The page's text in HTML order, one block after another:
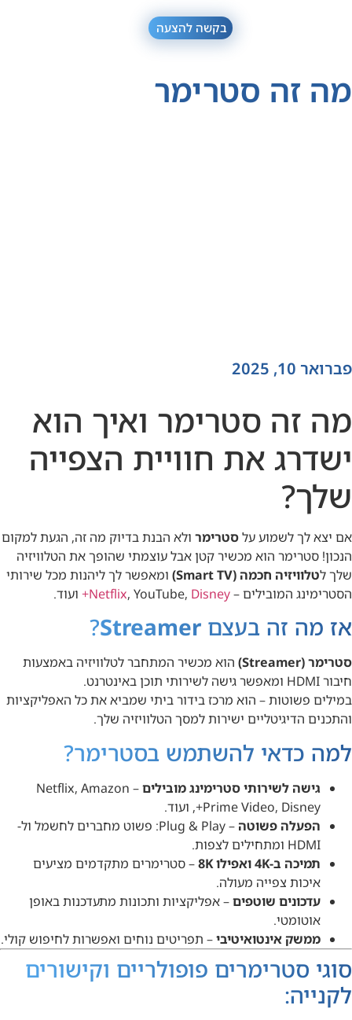
בקשה להצעה
מה זה סטרימר
פברואר 10, 2025
מה זה סטרימר ואיך הוא
ישדרג את חוויית הצפייה
שלך?
אם יצא לך לשמוע עלסטרימר ולא הבנת בדיוק מה זה, הגעת למקום
הנכון! סטרימר הוא מכשיר קטן אבל עוצמתי שהופך את הטלוויזיה
שלך לטלוויזיה חכמה (Smart TV)
ומאפשר לך ליהנות מכל שירותי
הסטרימינג המובילים –
Netflix, YouTube, Disney+ ועוד.
אז מה זה בעצם Streamer
?
סטרימר (Streamer)
הוא מכשיר המתחבר לטלוויזיה באמצעות
חיבור HDMI ומאפשר גישה לשירותי תוכן באינטרנט.
במילים פשוטות – הוא מרכז בידור ביתי שמביא את כל האפליקציות
והתכנים הדיגיטליים ישירות למסך הטלוויזיה שלך.
למה כדאי להשתמש בסטרימר?
גישה לשירותי סטרימינג מובילים
– Netflix, Amazon
Prime Video, Disney+, ועוד.
הפעלה פשוטה
– Plug & Play: פשוט מחברים לחשמל ול-
HDMI ומתחילים לצפות.
תמיכה ב-4K ואפילו 8K
– סטרימרים מתקדמים מציעים
איכות צפייה מעולה.
עדכונים שוטפים– אפליקציות ותכונות מתעדכנות באופן
אוטומטי.
ממשק אינטואיטיבי– תפריטים נוחים ואפשרות לחיפוש קולי.
סוגי סטרימרים פופולריים וקישורים
לקנייה: